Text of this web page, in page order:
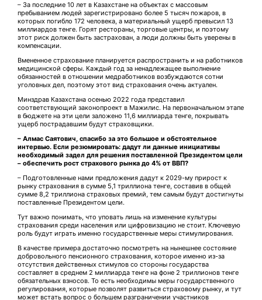
– За последние 10 лет в Казахстане на объектах с массовым
пребыванием людей зарегистрировано более 5 тысяч пожаров, в
которых погибло 172 человека, а материальный ущерб превысил 13
миллиардов тенге. Горят рестораны, торговые центры, и поэтому
этот риск должен быть застрахован, а люди должны быть уверены в
компенсации.
Вмененное страхование планируется распространить и на работников
медицинской сферы. Каждый год за ненадлежащее выполнение
обязанностей в отношении медработников возбуж­даются сотни
уголовных дел, поэтому этот вид страхования очень актуален.
Минздрав Казахстана осенью 2022 года представил
соответствующий законопроект в Мажилис. На первоначальном этапе
в бюджете на эти цели заложено 11,6 миллиарда тенге, покрывать
ущерб пострадавшим будут страховщики.
– Алмас Саятович, спасибо за это большое и обстоятельное
интервью. Если резюмировать: дадут ли данные инициативы
необходимый задел для решения поставленной Президентом цели
– обеспечить рост страхового рынка до 4% от ВВП?
– Подготовленные нами предложения дадут к 2029-му прирост к
рынку страхования в сумме 5,1 триллиона тенге, составив в общей
сумме 8,2 триллиона страховых премий, тем самым будут достигнуты
поставленные Президентом цели.
Тут важно понимать, что уповать лишь на изменение культуры
страхования среди населения или цифровизацию не стоит. Ключевую
роль будут играть именно государственные меры стимулирования.
В качестве примера достаточно посмотреть на нынешнее состоя­ние
добровольного пенсионного страхования, которое именно из-за
отсутствия действенных стимулов со стороны государства
составляет в среднем 2 миллиар­да тенге на фоне 2 триллионов тенге
обязательных взносов. То есть необходимы меры государственного
регулирования, которые позволят развиться страховому рынку, и тут
может встать вопрос о большем разграничении участников